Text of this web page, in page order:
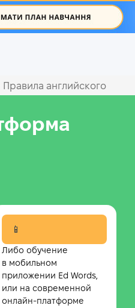
Правила английского
📱
Либо обучение
в мобильном
приложении Ed Words,
или на современной
онлайн-платформе